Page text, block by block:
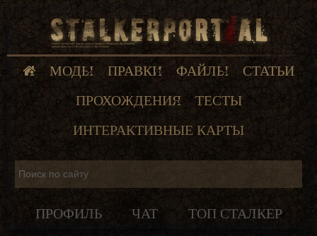
МОДЫ ПРАВКИ ФАЙЛЫ
СТАТЬИ
ПРОХОЖДЕНИЯ
ТЕСТЫ
ИНТЕРАКТИВНЫЕ КАРТЫ
ПРОФИЛЬ ЧАТ ТОП СТАЛКЕР